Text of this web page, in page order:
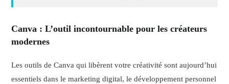
Canva : L’outil incontournable pour les créateurs
modernes
Les outils de Canva qui libèrent votre créativité sont aujourd’hui
essentiels dans le marketing digital, le développement personnel